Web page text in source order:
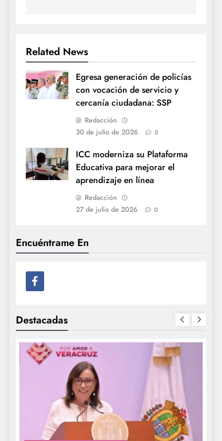
Encuéntrame En
Destacadas
Related News
Egresa generación de policías
con vocación de servicio y
cercanía ciudadana: SSP
Redacción
30 de julio de 2026
0
ICC moderniza su Plataforma
Educativa para mejorar el
aprendizaje en línea
Redacción
27 de julio de 2026
0